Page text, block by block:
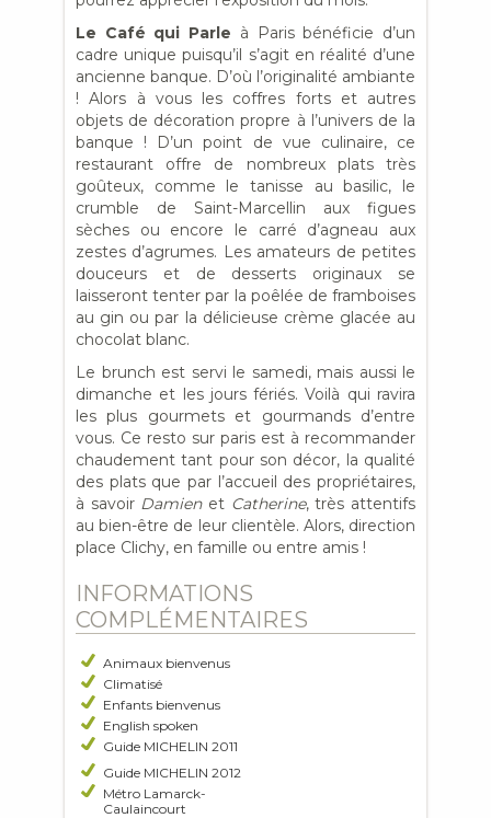
Le Café qui Parle à Paris bénéficie d’un
cadre unique puisqu’il s’agit en réalité d’une
ancienne banque. D’où l’originalité ambiante
! Alors à vous les coffres forts et autres
objets de décoration propre à l’univers de la
banque ! D’un point de vue culinaire, ce
restaurant offre de nombreux plats très
goûteux, comme le tanisse au basilic, le
crumble de Saint-Marcellin aux figues
sèches ou encore le carré d’agneau aux
zestes d’agrumes. Les amateurs de petites
douceurs et de desserts originaux se
laisseront tenter par la poêlée de framboises
au gin ou par la délicieuse crème glacée au
chocolat blanc.
Le brunch est servi le samedi, mais aussi le
dimanche et les jours fériés. Voilà qui ravira
les plus gourmets et gourmands d’entre
vous. Ce resto sur paris est à recommander
chaudement tant pour son décor, la qualité
des plats que par l’accueil des propriétaires,
à savoir Damienet Catherine, très attentifs
au bien-être de leur clientèle. Alors, direction
place Clichy, en famille ou entre amis !
INFORMATIONS
COMPLÉMENTAIRES
Animaux bienvenus
Climatisé
Enfants bienvenus
English spoken
Guide MICHELIN 2011
Guide MICHELIN 2012
Métro Lamarck-
Caulaincourt